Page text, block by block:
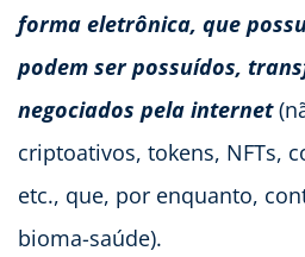
forma eletrônica, que
podem ser possuídos,
negociados pela internet
criptoativos, tokens, NFTs,
etc., que, por enquanto,
bioma-saúde).